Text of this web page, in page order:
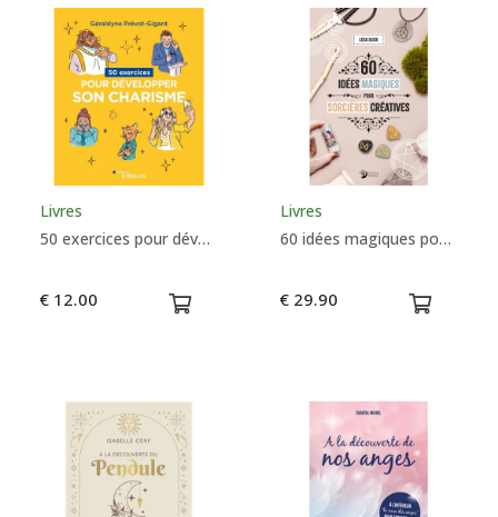
Livres
50 exercices pour développer son charisme - Géraldyne Prévot Gigant
€ 12.00
Livres
60 idées magiques pour sorcières créatives - Lexa Olick
€ 29.90